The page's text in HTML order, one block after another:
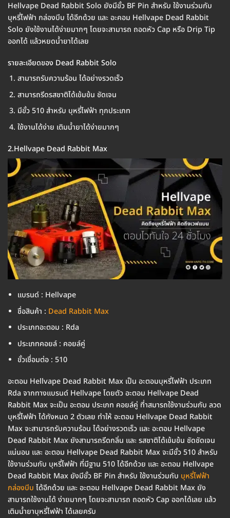
Hellvape Dead Rabbit Solo ยังมีขั้ว BF Pin สำหรับ ใช้งานร่วมกับ
บุหรี่ไฟฟ้า กล่องบีบ ได้อีกด้วย และ อะคอม Hellvape Dead Rabbit
Solo ยังใช้งานได้ง่ายมากๆ โดยจะสามารถ ถอดหัว Cap หรือ Drip Tip
ออกได้ แล้วหยดน้ำยาได้เลย
รายละเอียดของ Dead Rabbit Solo
สามารถรับความร้อน ได้อย่างรวดเร็ว
สามารถรีดรสชาติได้เข้มข้น ชัดเจน
มีขั้ว 510 สำหรับ บุหรี่ไฟฟ้า ทุกประเภท
ใช้งานได้ง่าย เติมน้ำยาได้ง่ายมากๆ
2.Hellvape Dead Rabbit Max
แบรนด์ : Hellvape
ชื่อสินค้า : Dead Rabbit Max
ประเภทอะตอม : Rda
ประเภทคอยล์ : คอยล์คู่
ขั้วเชื่อมต่อ : 510
อะตอม Hellvape Dead Rabbit Max เป็น อะตอมบุหรี่ไฟฟ้า ประเภท
Rda จากทางแบรนด์ Hellvape โดยตัว อะตอม Hellvape Dead
Rabbit Max จะเป็น อะตอม ประเภท คอยล์คู่ ที่าสมารถใช้งานร่วมกับ ลวด
บุหรี่ไฟฟ้า ได้ทังหมด 2 ตัวเลย ทำให้ อะตอม Hellvape Dead Rabbit
Max จะสามารถรับความร้อน ได้อย่างรวดเร็ว และ อะตอม Hellvape
Dead Rabbit Max ยังสามารถรีดกลิ่น และ รสชาติได้เข้มข้น ชัดชัดเจน
แน่นอน และ อะตอม Hellvape Dead Rabbit Max จะมีขั้ว 510 สำหรับ
ใช้งานร่วมกับ บุหรี่ไฟฟ้า ที่มีฐาน 510 ได้อีกด้วย และ อะตอม Hellvape
Dead Rabbit Max ยังมีขั้ว BF Pin สำหรับ ใช้งานร่วมกับ บุหรี่ไฟฟ้า
กล่องบีบ ได้อีกด้วย และ อะตอม Hellvape Dead Rabbit Max ยัง
สามารถใช้งานได้ ง่ายมากๆ โดยจะสามารถ ถอดหัว Cap ออกได้เลย แล้ว
เติมน้ำยาบุหรี่ไฟฟ้า ได้เลยครับ